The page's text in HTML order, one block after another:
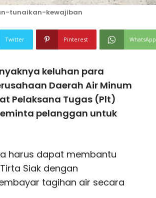
tunaikan-kewajiban
Twitter Pinterest WhatsApp
keluhan para
Daerah Air Minum
Pelaksana Tugas (Plt)
pelanggan untuk
harus dapat membantu
Siak dengan
tagihan air secara